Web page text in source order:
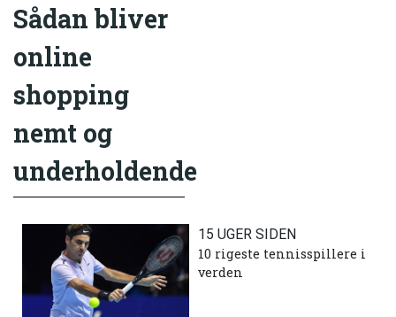
Sådan bliver
online
shopping
nemt og
underholdende
15 UGER SIDEN
10 rigeste tennisspillere i
verden